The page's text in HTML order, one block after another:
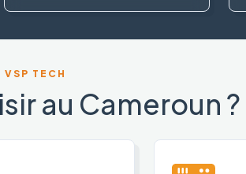
TECH
au Cameroun ?